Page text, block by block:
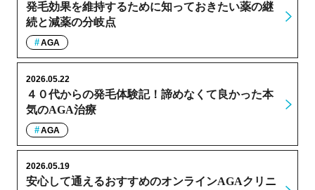
発毛効果を維持するために知っておきたい薬の継
続と減薬の分岐点
AGA
４０代からの発毛体験記！諦めなくて良かった本
気のAGA治療
2026.05.22
AGA
安心して通えるおすすめのオンラインAGAクリニ
2026.05.19